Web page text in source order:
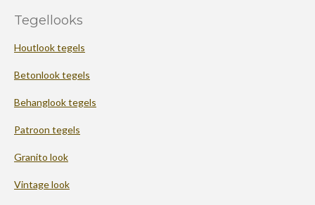
Tegellooks
Houtlook tegels
Betonlook tegels
Behanglook tegels
Patroon tegels
Granito look
Vintage look